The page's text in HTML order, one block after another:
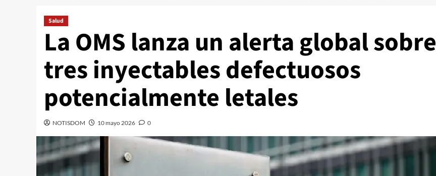
Salud
La OMS lanza un alerta global sobre
tres inyectables defectuosos
potencialmente letales
NOTISDOM 10 mayo 2026 0